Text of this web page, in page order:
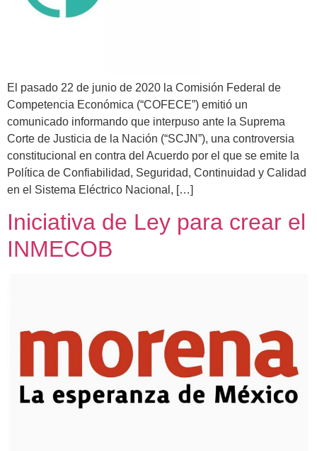
El pasado 22 de junio de 2020 la Comisión Federal de
Competencia Económica (“COFECE”) emitió un
comunicado informando que interpuso ante la Suprema
Corte de Justicia de la Nación (“SCJN”), una controversia
constitucional en contra del Acuerdo por el que se emite la
Política de Confiabilidad, Seguridad, Continuidad y Calidad
en el Sistema Eléctrico Nacional, […]
Iniciativa de Ley para crear el
INMECOB